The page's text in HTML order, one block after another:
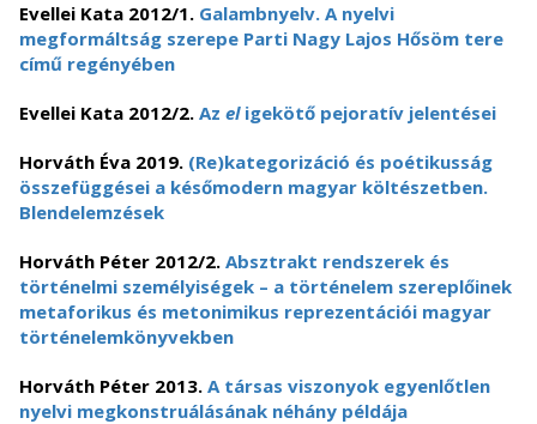
Evellei Kata 2012/1. Galambnyelv. A nyelvi
megformáltság szerepe Parti Nagy Lajos Hősöm tere
című regényében
Evellei Kata 2012/2. Az eligekötő pejoratív jelentései
Horváth Éva 2019. (Re)kategorizáció és poétikusság
összefüggései a későmodern magyar költészetben.
Blendelemzések
Horváth Péter 2012/2. Absztrakt rendszerek és
történelmi személyiségek – a történelem szereplőinek
metaforikus és metonimikus reprezentációi magyar
történelemkönyvekben
Horváth Péter 2013. A társas viszonyok egyenlőtlen
nyelvi megkonstruálásának néhány példája